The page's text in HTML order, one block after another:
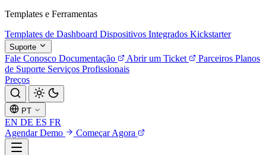
Templates e Ferramentas
Templates de Dashboard Dispositivos Integrados Kickstarter
Suporte
Fale Conosco Documentação Abrir um Ticket Parceiros Planos
de Suporte Serviços Profissionais
Preços
PT
EN DE ES FR
Agendar Demo
Começar Agora